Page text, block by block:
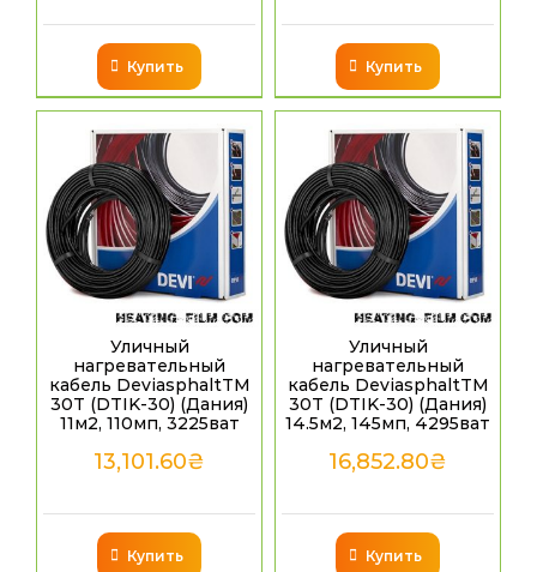
Купить Купить
Уличный
нагревательный
кабель DeviasphaltTM
30T (DTIK-30) (Дания)
11м2, 110мп, 3225ват
13,101.60₴
Купить
Уличный
нагревательный
кабель DeviasphaltTM
30T (DTIK-30) (Дания)
14.5м2, 145мп, 4295ват
16,852.80₴
Купить